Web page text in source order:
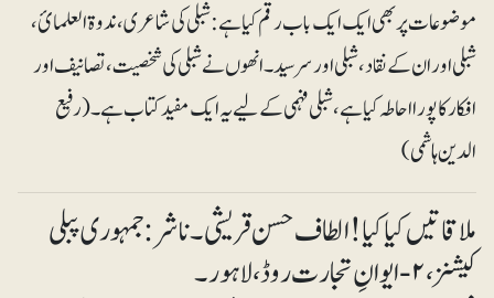
موضوعات پر بھی ایک ایک باب رقم کیا ہے: شبلی کی شاعری، ندوۃ العلمائ،
شبلی اور ان کے نقاد،شبلی اور سر سید۔انھوں نے شبلی کی شخصیت، تصانیف اور
افکار کا پورا احاطہ کیا ہے، شبلی فہمی کے لیے یہ ایک مفید کتاب ہے۔(رفیع
الدین ہاشمی)
ملاقاتیں کیا کیا! الطاف حسن قریشی۔ ناشر: جمہوری پبلی
کیشنز، ۲- ایوانِ تجارت روڈ، لاہور۔